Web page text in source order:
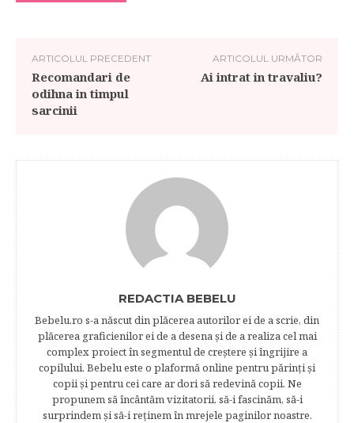
ARTICOLUL PRECEDENT
Recomandari de
odihna in timpul
sarcinii
ARTICOLUL URMĂTOR
Ai intrat in travaliu?
REDACTIA BEBELU
Bebelu.ro s-a născut din plăcerea autorilor ei de a scrie, din
plăcerea graficienilor ei de a desena şi de a realiza cel mai
complex proiect în segmentul de creştere şi îngrijire a
copilului. Bebelu este o plaformă online pentru părinţi şi
copii şi pentru cei care ar dori să redevină copii. Ne
propunem să încântăm vizitatorii, să-i fascinăm, să-i
surprindem şi să-i reţinem în mrejele paginilor noastre.​